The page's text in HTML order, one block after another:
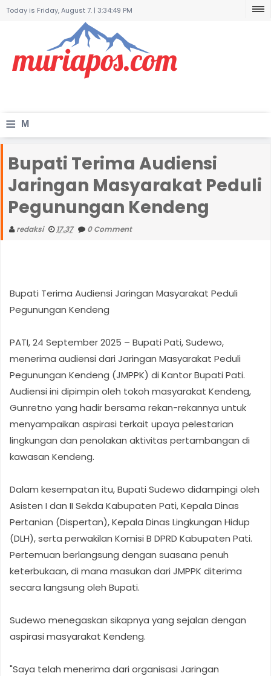
Today is Friday, August 7. | 3:34:49 PM
≡ M
n
u
Bupati Terima Audiensi
Jaringan Masyarakat Peduli
Pegunungan Kendeng
redaksi 17.37 0 Comment
Bupati Terima Audiensi Jaringan Masyarakat Peduli
Pegunungan Kendeng
PATI, 24 September 2025 – Bupati Pati, Sudewo,
menerima audiensi dari Jaringan Masyarakat Peduli
Pegunungan Kendeng (JMPPK) di Kantor Bupati Pati.
Audiensi ini dipimpin oleh tokoh masyarakat Kendeng,
Gunretno yang hadir bersama rekan-rekannya untuk
menyampaikan aspirasi terkait upaya pelestarian
lingkungan dan penolakan aktivitas pertambangan di
kawasan Kendeng.
Dalam kesempatan itu, Bupati Sudewo didampingi oleh
Asisten I dan II Sekda Kabupaten Pati, Kepala Dinas
Pertanian (Dispertan), Kepala Dinas Lingkungan Hidup
(DLH), serta perwakilan Komisi B DPRD Kabupaten Pati.
Pertemuan berlangsung dengan suasana penuh
keterbukaan, di mana masukan dari JMPPK diterima
secara langsung oleh Bupati.
Sudewo menegaskan sikapnya yang sejalan dengan
aspirasi masyarakat Kendeng.
"Saya telah menerima dari organisasi Jaringan